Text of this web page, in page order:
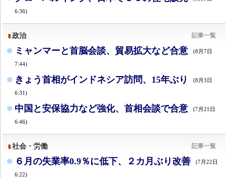
6:36)
政治 記事一覧
ミャンマーと首脳会談、貿易拡大など合意 (8月7日
7:44)
きょう首相がインドネシア訪問、15年ぶり (8月3日
6:31)
中国と安保協力など強化、首相会談で合意 (7月21日
6:46)
社会・労働 記事一覧
６月の失業率0.9％に低下、２カ月ぶり改善 (7月22日
6:22)